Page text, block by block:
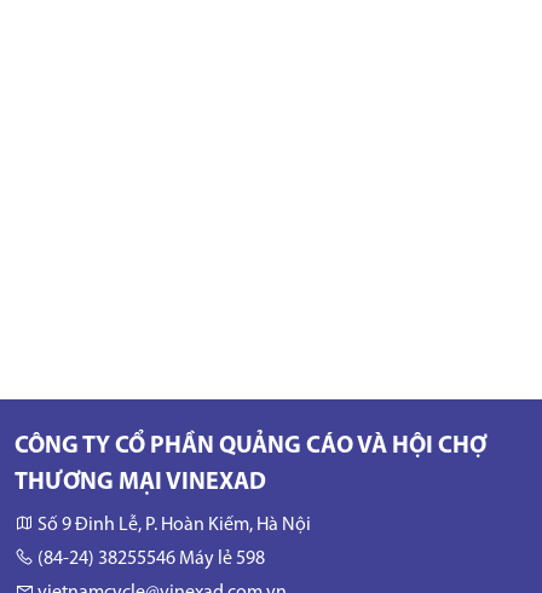
CÔNG TY CỔ PHẦN QUẢNG CÁO VÀ HỘI CHỢ
THƯƠNG MẠI VINEXAD
Số 9 Đinh Lễ, P. Hoàn Kiếm, Hà Nội
(84-24) 38255546 Máy lẻ 598